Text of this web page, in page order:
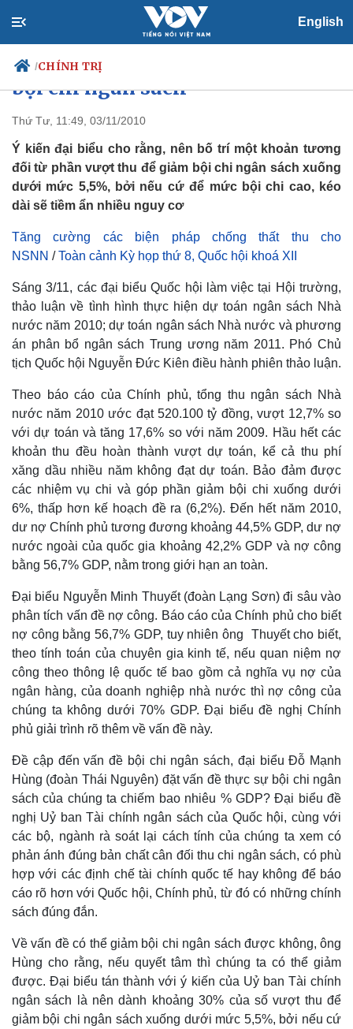
English
/CHÍNH TRỊ
Chính trị
Đảng
Tổ chức nhân sự
Quốc hội
Xã hội
Tin 24h
Dự báo thời tiết
Việc làm
Biển đảo
Thế giới
Quan sát
Cuộc sống đó đây
Hồ sơ
Multimedia
Video
Ảnh
E-Magazine
Tăng cường các biện pháp giảm
bội chi ngân sách
Thứ Tư, 11:49, 03/11/2010
Ý kiến đại biểu cho rằng, nên bố trí một khoản tương
đối từ phần vượt thu để giảm bội chi ngân sách xuống
dưới mức 5,5%, bởi nếu cứ để mức bội chi cao, kéo
dài sẽ tiềm ẩn nhiều nguy cơ
Tăng cường các biện pháp chống thất thu cho
NSNN /Toàn cảnh Kỳ họp thứ 8, Quốc hội khoá XII
Sáng 3/11, các đại biểu Quốc hội làm việc tại Hội trường,
thảo luận về tình hình thực hiện dự toán ngân sách Nhà
nước năm 2010; dự toán ngân sách Nhà nước và phương
án phân bổ ngân sách Trung ương năm 2011. Phó Chủ
tịch Quốc hội Nguyễn Đức Kiên điều hành phiên thảo luận.
Theo báo cáo của Chính phủ, tổng thu ngân sách Nhà
nước năm 2010 ước đạt 520.100 tỷ đồng, vượt 12,7% so
với dự toán và tăng 17,6% so với năm 2009. Hầu hết các
khoản thu đều hoàn thành vượt dự toán, kể cả thu phí
xăng dầu nhiều năm không đạt dự toán. Bảo đảm được
các nhiệm vụ chi và góp phần giảm bội chi xuống dưới
6%, thấp hơn kế hoạch đề ra (6,2%). Đến hết năm 2010,
dư nợ Chính phủ tương đương khoảng 44,5% GDP, dư nợ
nước ngoài của quốc gia khoảng 42,2% GDP và nợ công
bằng 56,7% GDP, nằm trong giới hạn an toàn.
Đại biểu Nguyễn Minh Thuyết (đoàn Lạng Sơn) đi sâu vào
phân tích vấn đề nợ công. Báo cáo của Chính phủ cho biết
nợ công bằng 56,7% GDP, tuy nhiên ông Thuyết cho biết,
theo tính toán của chuyên gia kinh tế, nếu quan niệm nợ
công theo thông lệ quốc tế bao gồm cả nghĩa vụ nợ của
ngân hàng, của doanh nghiệp nhà nước thì nợ công của
chúng ta không dưới 70% GDP. Đại biểu đề nghị Chính
phủ giải trình rõ thêm về vấn đề này.
Đề cập đến vấn đề bội chi ngân sách, đại biểu Đỗ Mạnh
Hùng (đoàn Thái Nguyên) đặt vấn đề thực sự bội chi ngân
sách của chúng ta chiếm bao nhiêu % GDP? Đại biểu đề
nghị Uỷ ban Tài chính ngân sách của Quốc hội, cùng với
các bộ, ngành rà soát lại cách tính của chúng ta xem có
phản ánh đúng bản chất cân đối thu chi ngân sách, có phù
hợp với các định chế tài chính quốc tế hay không để báo
cáo rõ hơn với Quốc hội, Chính phủ, từ đó có những chính
sách đúng đắn.
Về vấn đề có thể giảm bội chi ngân sách được không, ông
Hùng cho rằng, nếu quyết tâm thì chúng ta có thể giảm
được. Đại biểu tán thành với ý kiến của Uỷ ban Tài chính
ngân sách là nên dành khoảng 30% của số vượt thu để
giảm bội chi ngân sách xuống dưới mức 5,5%, bởi nếu cứ